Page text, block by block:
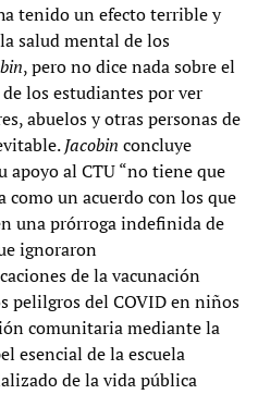
tenido un efecto terrible y
salud mental de los
, pero no dice nada sobre el
los estudiantes por ver
abuelos y otras personas de
Jacobin concluye
apoyo al CTU “no tiene que
un acuerdo con los que
una prórroga indefinida de
ignoraron
de la vacunación
pelilgros del COVID en niños
comunitaria mediante la
esencial de la escuela
de la vida pública